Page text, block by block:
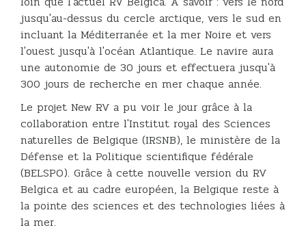
jusqu'au-dessus du cercle arctique, vers le sud en
incluant la Méditerranée et la mer Noire et vers
l'ouest jusqu'à l'océan Atlantique. Le navire aura
une autonomie de 30 jours et effectuera jusqu'à
300 jours de recherche en mer chaque année.
Le projet New RV a pu voir le jour grâce à la
collaboration entre l'Institut royal des Sciences
naturelles de Belgique (IRSNB), le ministère de la
Défense et la Politique scientifique fédérale
(BELSPO). Grâce à cette nouvelle version du RV
Belgica et au cadre européen, la Belgique reste à
la pointe des sciences et des technologies liées à
la mer.